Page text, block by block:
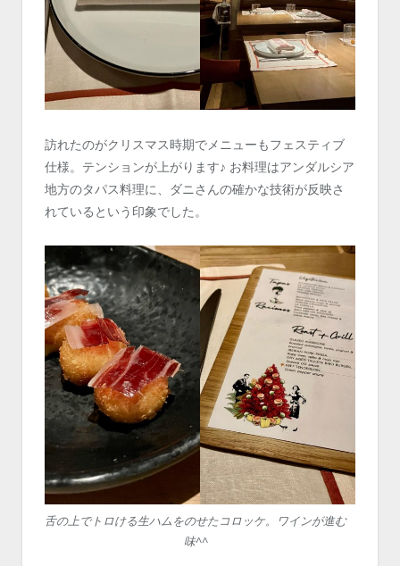
訪れたのがクリスマス時期でメニューもフェスティブ
仕様。テンションが上がります♪ お料理はアンダルシア
地方のタパス料理に、ダニさんの確かな技術が反映さ
れているという印象でした。
舌の上でトロける生ハムをのせたコロッケ。ワインが進む
味^^